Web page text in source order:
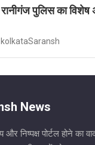
रानीगंज पुलिस का
kolkataSaransh
News
और निष्पक्ष पोर्टल होने का